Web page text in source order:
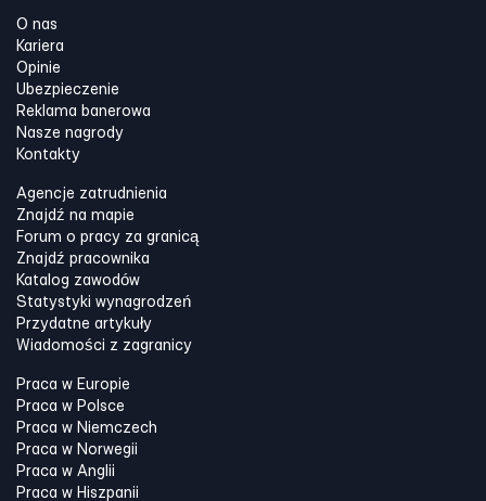
O nas
Kariera
Opinie
Ubezpieczenie
Reklama banerowa
Nasze nagrody
Kontakty
Agencje zatrudnienia
Znajdź na mapie
Forum o pracy za granicą
Znajdź pracownika
Katalog zawodów
Statystyki wynagrodzeń
Przydatne artykuły
Wiadomości z zagranicy
Praca w Europie
Praca w Polsce
Praca w Niemczech
Praca w Norwegii
Praca w Anglii
Praca w Hiszpanii